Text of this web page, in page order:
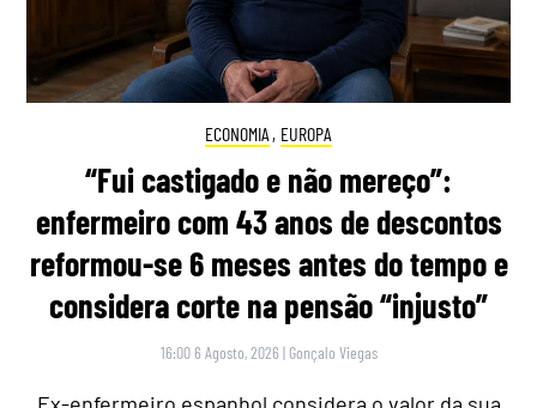
ECONOMIA , EUROPA
“Fui castigado e não mereço”:
enfermeiro com 43 anos de descontos
reformou-se 6 meses antes do tempo e
considera corte na pensão “injusto”
16:00 6 Agosto, 2026 | Gonçalo Viegas